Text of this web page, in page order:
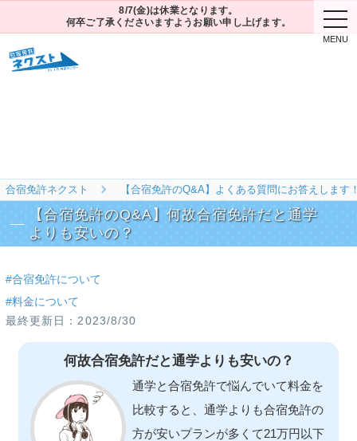
8/7(金)は休業となります。
何卒ご了承くださいますようお願い申し上げます。
合宿免許ネクスト 【合宿免許のQ&A】よくある質問にお答えします
【合宿免許のQ&A】何故合宿免許だと通学
よりも安いの？
#合宿免許について
#料金について
2023/8/30
何故合宿免許だと通学よりも安いの？
通学と合宿免許で悩んでいて料金を
比較すると、通学よりも合宿免許の
方が安いプランが多くて21万円以下